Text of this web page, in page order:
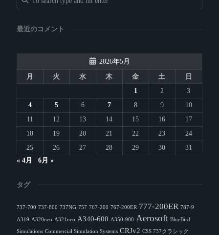
最近のコメント
2026年5月
月 火 水 木 金 土
日
1
2
3
4
5 6 7 8 9
10
11
12 13 14 15 16
17
18
19 20 21 22 23
24
25
26 27 28 29 30
31
« 4月
6月 »
タグ
737-700 737-800 737NG 757 767-200 767-200ER 777-200ER 787-9
A319 A320neo A321neo A340-600 A350-900 Aerosoft BlueBird
Simulations Commercial Simulation Systems CRJv2 CSS 737クラシック